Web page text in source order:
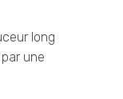
long
une